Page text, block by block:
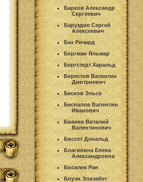
Барков Александр
Сергеевич
Баруздин Сергей
Алексеевич
Бах Ричард
Бергман Яльмар
Бергстедт Харальд
Берестов Валентин
Дмитриевич
Бесков Эльсе
Беспалов Валентин
Иванович
Бианки Виталий
Валентинович
Биссет Дональд
Благинина Елена
Александровна
Босилек Ран
Боуэн Элизабет